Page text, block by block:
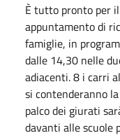
È tutto pronto per
appuntamento di
famiglie, in
dalle 14,30 nelle
adiacenti. 8 i carri
si contenderanno
palco dei giurati
davanti alle scuole